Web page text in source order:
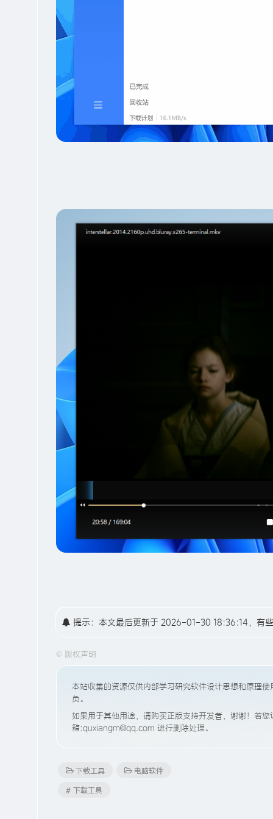
提示：本文最后更新于 2026-01-30 18:36:14，有
© 版权声明
本站收集的资源仅供内部学习研究软件设计思想和原理
负。
如果用于其他用途，请购买正版支持开发者，谢谢！若
箱:quxiangm@qq.com 进行删除处理。
下载工具 电脑软件
# 下载工具